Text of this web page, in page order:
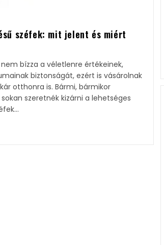
széfek: mit jelent és miért
bízza a véletlenre értékeinek,
biztonságát, ezért is vásárolnak
otthonra is. Bármi, bármikor
szeretnék kizárni a lehetséges